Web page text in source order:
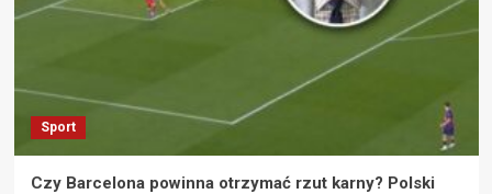
Sport
Czy Barcelona powinna otrzymać rzut karny? Polski